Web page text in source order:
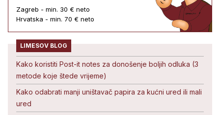
Zagreb - min. 30 € neto
Hrvatska - min. 70 € neto
LIMESOV BLOG
Kako koristiti Post-it notes za donošenje boljih odluka (3
metode koje štede vrijeme)
Kako odabrati manji uništavač papira za kućni ured ili mali
ured